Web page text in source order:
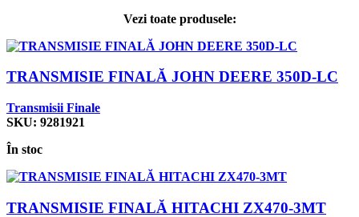
Vezi toate produsele:
TRANSMISIE FINALĂ JOHN DEERE 350D-LC
Transmisii Finale
SKU: 9281921
În stoc
TRANSMISIE FINALĂ HITACHI ZX470-3MT